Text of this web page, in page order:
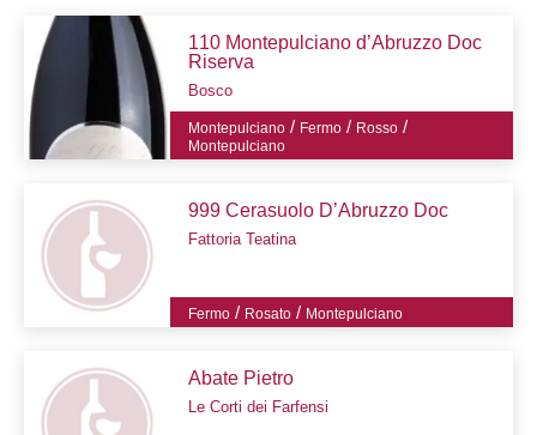
110 Montepulciano d’Abruzzo Doc
Riserva
Bosco
Montepulciano / Fermo / Rosso /
Montepulciano
999 Cerasuolo D’Abruzzo Doc
Fattoria Teatina
Fermo / Rosato / Montepulciano
Abate Pietro
Le Corti dei Farfensi